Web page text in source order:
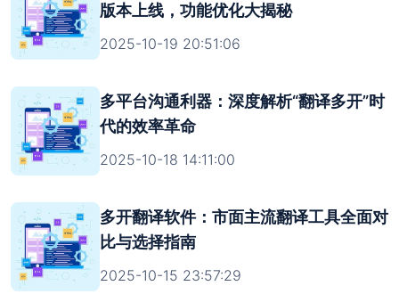
版本上线，功能优化大揭秘
2025-10-19 20:51:06
多平台沟通利器：深度解析“翻译多开”时
代的效率革命
2025-10-18 14:11:00
多开翻译软件：市面主流翻译工具全面对
比与选择指南
2025-10-15 23:57:29